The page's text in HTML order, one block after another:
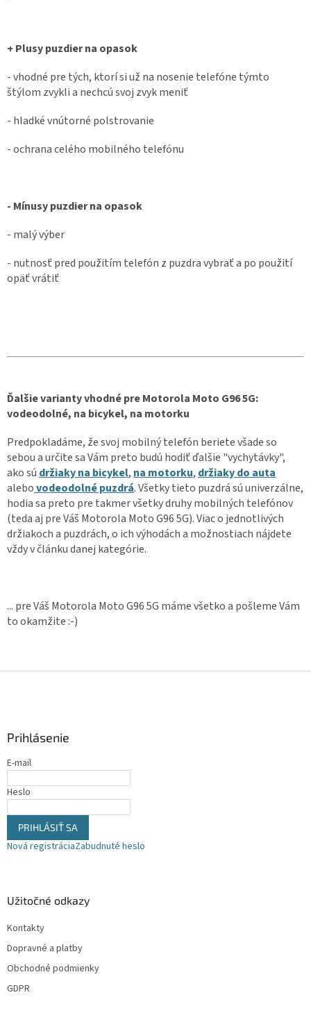
+ Plusy puzdier na opasok
- vhodné pre tých, ktorí si už na nosenie telefóne týmto
štýlom zvykli a nechcú svoj zvyk meniť
- hladké vnútorné polstrovanie
- ochrana celého mobilného telefónu
- Mínusy puzdier na opasok
- malý výber
- nutnosť pred použitím telefón z puzdra vybrať a po použití
opäť vrátiť
Ďalšie varianty vhodné pre Motorola Moto G96 5G:
vodeodolné, na bicykel, na motorku
Predpokladáme, že svoj mobilný telefón beriete všade so
sebou a určite sa Vám preto budú hodiť ďalšie "vychytávky",
ako sú držiaky na bicykel, na motorku, držiaky do auta
alebovodeodolné puzdrá. Všetky tieto puzdrá sú univerzálne,
hodia sa preto pre takmer všetky druhy mobilných telefónov
(teda aj pre Váš Motorola Moto G96 5G). Viac o jednotlivých
držiakoch a puzdrách, o ich výhodách a možnostiach nájdete
vždy v článku danej kategórie.
... pre Váš Motorola Moto G96 5G máme všetko a pošleme Vám
to okamžite :-)
Prihlásenie
E-mail
Heslo
PRIHLÁSIŤ SA
Nová registráciaZabudnuté heslo
Užitočné odkazy
Kontakty
Dopravné a platby
Obchodné podmienky
GDPR